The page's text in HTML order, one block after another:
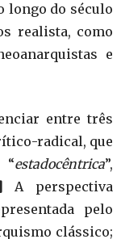
longo do século
realista, como
e
entre três
radical, que
estadocêntrica”,
A perspectiva
pelo
clássico;